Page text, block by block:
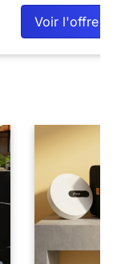
Voir l'offre